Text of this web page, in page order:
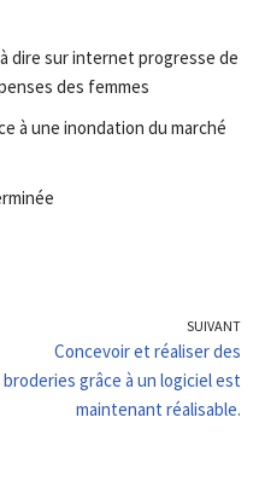
dire sur internet progresse de
des femmes
à une inondation du marché
SUIVANT
Concevoir et réaliser des
broderies grâce à un logiciel est
maintenant réalisable.